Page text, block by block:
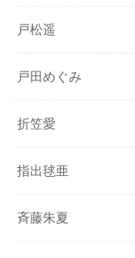
戸松遥
戸田めぐみ
折笠愛
指出毬亜
斉藤朱夏